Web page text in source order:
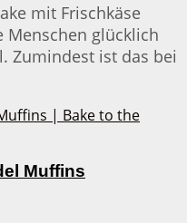
mit Frischkäse
Menschen glücklich
Zumindest ist das bei
Muffins